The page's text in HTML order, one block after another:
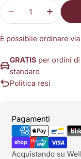
Quantità
Diminuisci la
È possibile ordinare
GRATIS per ordini
standard
Politica resi
Pagamenti
Metodi
di
pagamento
Acquistando su